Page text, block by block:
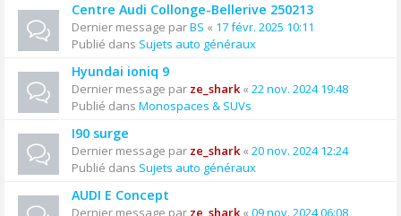
Centre Audi Collonge-Bellerive 250213
Dernier message parBS « 17 févr. 2025 10:11
Publié dans Sujets auto généraux
Hyundai ioniq 9
Dernier message par ze_shark« 22 nov. 2024 19:48
Publié dans Monospaces & SUVs
I90 surge
Dernier message par ze_shark« 20 nov. 2024 12:24
Publié dans Sujets auto généraux
AUDI E Concept
Dernier message par ze_shark« 09 nov. 2024 06:08